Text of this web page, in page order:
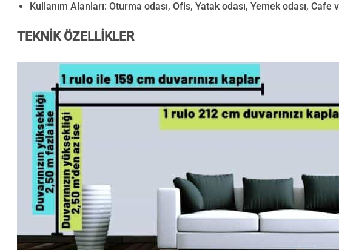
Kullanım Alanları: Oturma odası, Ofis, Yatak odası, Yemek odası, Cafe
TEKNİK ÖZELLİKLER